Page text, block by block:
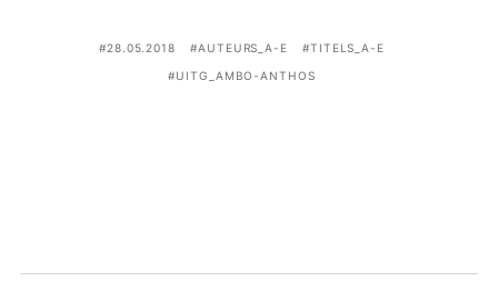
28.05.2018 AUTEURS_A-E TITELS_A-E
UITG_AMBO-ANTHOS